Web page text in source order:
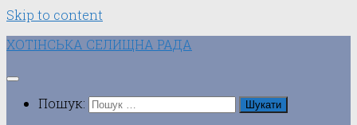
Skip to content
ХОТІНСЬКА СЕЛИЩНА РАДА
Пошук: